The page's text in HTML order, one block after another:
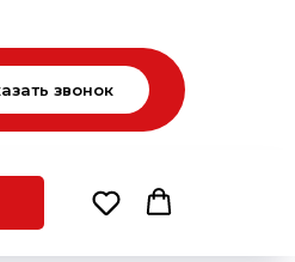
звонок